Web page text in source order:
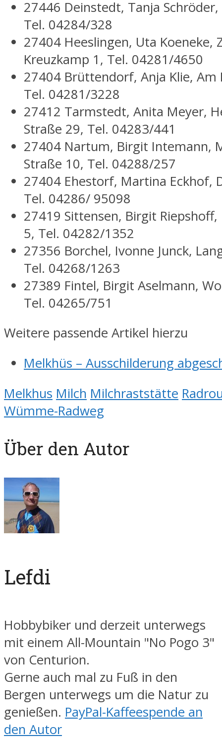
27446 Deinstedt, Tanja
Tel. 04284/328
27404 Heeslingen, Uta Koeneke,
Kreuzkamp 1, Tel. 04281/4650
27404 Brüttendorf, Anja Klie, Am
Tel. 04281/3228
27412 Tarmstedt, Anita Meyer,
Straße 29, Tel. 04283/441
27404 Nartum, Birgit Intemann,
Straße 10, Tel. 04288/257
27404 Ehestorf, Martina Eckhof,
Tel. 04286/ 95098
27419 Sittensen, Birgit Riepshoff,
5, Tel. 04282/1352
27356 Borchel, Ivonne Junck,
Tel. 04268/1263
27389 Fintel, Birgit Aselmann,
Tel. 04265/751
Weitere passende Artikel hierzu
Melkhüs – Ausschilderung
Melkhus Milch Milchraststätte
Wümme-Radweg
Über den Autor
Lefdi
Hobbybiker und derzeit unterwegs
mit einem All-Mountain "No Pogo 3"
von Centurion.
Gerne auch mal zu Fuß in den
Bergen unterwegs um die Natur zu
genießen. PayPal-Kaffeespende an
den Autor